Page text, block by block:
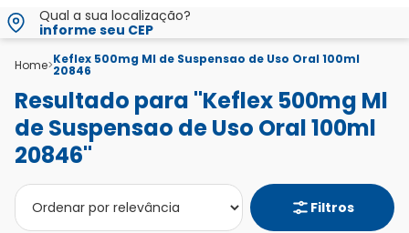
Qual a sua localização?
informe seu CEP
Home>Keflex 500mg Ml de Suspensao de Uso Oral 100ml
20846
Resultado para "Keflex 500mg Ml
de Suspensao de Uso Oral 100ml
20846"
Filtros